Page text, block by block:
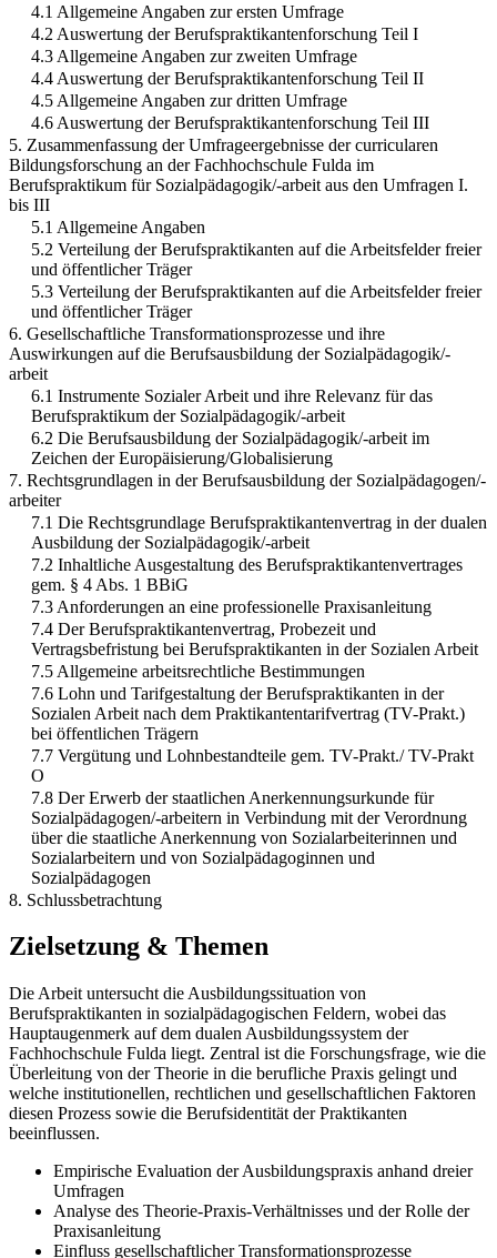
4.1 Allgemeine Angaben zur ersten Umfrage
4.2 Auswertung der Berufspraktikantenforschung Teil I
4.3 Allgemeine Angaben zur zweiten Umfrage
4.4 Auswertung der Berufspraktikantenforschung Teil II
4.5 Allgemeine Angaben zur dritten Umfrage
4.6 Auswertung der Berufspraktikantenforschung Teil III
5. Zusammenfassung der Umfrageergebnisse der curricularen
Bildungsforschung an der Fachhochschule Fulda im
Berufspraktikum für Sozialpädagogik/-arbeit aus den Umfragen I.
bis III
5.1 Allgemeine Angaben
5.2 Verteilung der Berufspraktikanten auf die Arbeitsfelder freier
und öffentlicher Träger
5.3 Verteilung der Berufspraktikanten auf die Arbeitsfelder freier
und öffentlicher Träger
6. Gesellschaftliche Transformationsprozesse und ihre
Auswirkungen auf die Berufsausbildung der Sozialpädagogik/-
arbeit
6.1 Instrumente Sozialer Arbeit und ihre Relevanz für das
Berufspraktikum der Sozialpädagogik/-arbeit
6.2 Die Berufsausbildung der Sozialpädagogik/-arbeit im
Zeichen der Europäisierung/Globalisierung
7. Rechtsgrundlagen in der Berufsausbildung der Sozialpädagogen/-
arbeiter
7.1 Die Rechtsgrundlage Berufspraktikantenvertrag in der dualen
Ausbildung der Sozialpädagogik/-arbeit
7.2 Inhaltliche Ausgestaltung des Berufspraktikantenvertrages
gem. § 4 Abs. 1 BBiG
7.3 Anforderungen an eine professionelle Praxisanleitung
7.4 Der Berufspraktikantenvertrag, Probezeit und
Vertragsbefristung bei Berufspraktikanten in der Sozialen Arbeit
7.5 Allgemeine arbeitsrechtliche Bestimmungen
7.6 Lohn und Tarifgestaltung der Berufspraktikanten in der
Sozialen Arbeit nach dem Praktikantentarifvertrag (TV-Prakt.)
bei öffentlichen Trägern
7.7 Vergütung und Lohnbestandteile gem. TV-Prakt./ TV-Prakt
O
7.8 Der Erwerb der staatlichen Anerkennungsurkunde für
Sozialpädagogen/-arbeitern in Verbindung mit der Verordnung
über die staatliche Anerkennung von Sozialarbeiterinnen und
Sozialarbeitern und von Sozialpädagoginnen und
Sozialpädagogen
8. Schlussbetrachtung
Zielsetzung & Themen
Die Arbeit untersucht die Ausbildungssituation von
Berufspraktikanten in sozialpädagogischen Feldern, wobei das
Hauptaugenmerk auf dem dualen Ausbildungssystem der
Fachhochschule Fulda liegt. Zentral ist die Forschungsfrage, wie die
Überleitung von der Theorie in die berufliche Praxis gelingt und
welche institutionellen, rechtlichen und gesellschaftlichen Faktoren
diesen Prozess sowie die Berufsidentität der Praktikanten
beeinflussen.
Empirische Evaluation der Ausbildungspraxis anhand dreier
Umfragen
Analyse des Theorie-Praxis-Verhältnisses und der Rolle der
Praxisanleitung
Einfluss gesellschaftlicher Transformationsprozesse